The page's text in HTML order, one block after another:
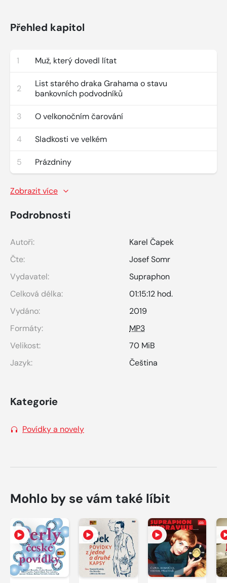
Přehled kapitol
1 Muž, který dovedl lítat
2
List starého draka Grahama o stavu
bankovních podvodníků
3 O velkonočním čarování
4 Sladkosti ve velkém
5 Prázdniny
Zobrazit více
Podrobnosti
Autoři:
Karel Čapek
Čte:
Josef Somr
Vydavatel:
Supraphon
Celková délka:
01:15:12 hod.
Vydáno:
2019
Formáty:
MP3
Velikost:
70 MiB
Jazyk:
Čeština
Kategorie
Povídky a novely
Mohlo by se vám také líbit